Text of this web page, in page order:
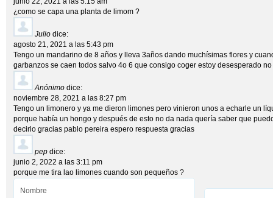
¿como se capa una planta de limom ?
Julio dice:
agosto 21, 2021 a las 5:43 pm
Tengo un mandarino de 8 años y lleva 3años dando muchísimas flores y
garbanzos se caen todos salvo 4o 6 que consigo coger estoy desesperado
Anónimo dice:
noviembre 28, 2021 a las 8:27 pm
Tengo un limonero y ya me dieron limones pero vinieron unos a echarle un
porque había un hongo y después de esto no da nada quería saber que
decirlo gracias pablo pereira espero respuesta gracias
pep dice:
junio 2, 2022 a las 3:11 pm
porque me tira lao limones cuando son pequeños ?